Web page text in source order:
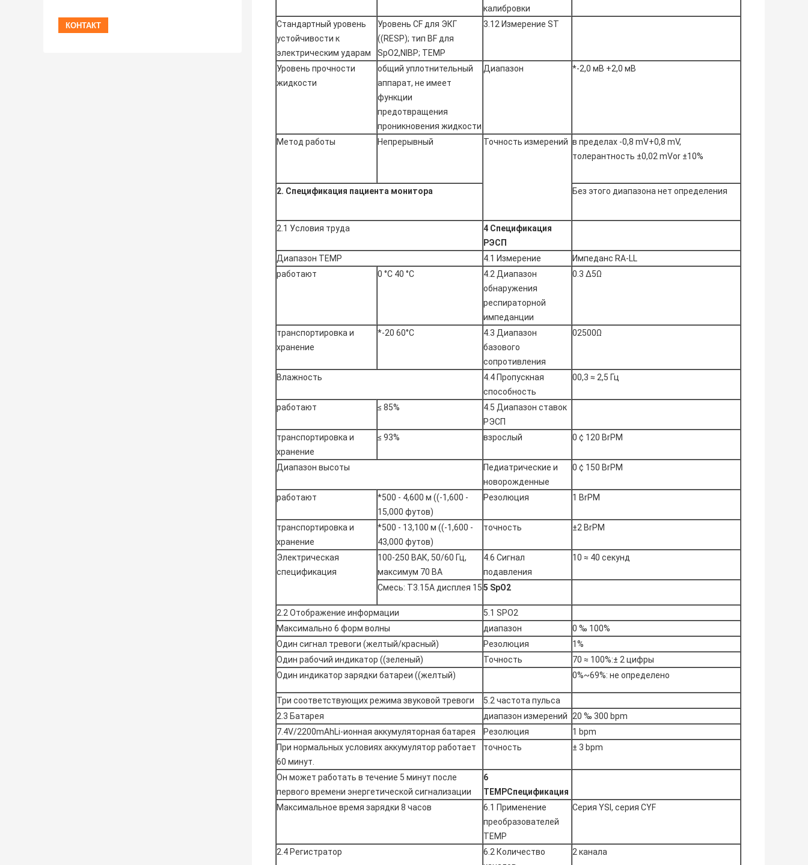
калибровки
Стандартный уровень
устойчивости к
электрическим ударам
Уровень CF для ЭКГ
((RESP); тип BF для
SpO2,NIBP; TEMP
3.12 Измерение ST
Уровень прочности
жидкости
общий уплотнительный
аппарат, не имеет
функции
предотвращения
проникновения жидкости
Диапазон *-2,0 мВ +2,0 мВ
Метод работы Непрерывный Точность измерений в пределах -0,8 mV+0,8 mV,
толерантность ±0,02 mVor ±10%
2. Спецификация пациента монитора Без этого диапазона нет определения
2.1 Условия труда
4 Спецификация
РЭСП
Диапазон TEMP
4.1 Измерение
Импеданс RA-LL
работают
0 °C 40 °C
4.2 Диапазон
обнаружения
респираторной
импеданции
0.3 ∆5Ω
транспортировка и
хранение
*-20 60°C
4.3 Диапазон
базового
сопротивления
02500Ω
Влажность
4.4 Пропускная
способность
00,3 ≈ 2,5 Гц
работают ≤ 85%
4.5 Диапазон ставок
РЭСП
транспортировка и
хранение
≤ 93% взрослый 0 ¢ 120 BrPM
Диапазон высоты
Педиатрические и
новорожденные
0 ¢ 150 BrPM
работают
*500 - 4,600 м ((-1,600 -
15,000 футов)
Резолюция 1 BrPM
транспортировка и
хранение
*500 - 13,100 м ((-1,600 -
43,000 футов)
точность ±2 BrPM
Электрическая
спецификация
100-250 ВАК, 50/60 Гц,
максимум 70 ВА
4.6 Сигнал
подавления
10 ≈ 40 секунд
Смесь: T3.15A дисплея 155 SpO2
2.2 Отображение информации
5.1 SPO2
Максимально 6 форм волны
диапазон
0 ‰ 100%
Один сигнал тревоги (желтый/красный)
Резолюция
1%
Один рабочий индикатор ((зеленый)
Точность
70 ≈ 100%:± 2 цифры
Один индикатор зарядки батареи ((желтый)
0%~69%: не определено
Три соответствующих режима звуковой тревоги
5.2 частота пульса
2.3 Батарея
диапазон измерений 20 ‰ 300 bpm
7.4V/2200mAhLi-ионная аккумуляторная батарея
Резолюция
1 bpm
При нормальных условиях аккумулятор работает
60 минут.
точность ± 3 bpm
Он может работать в течение 5 минут после
первого времени энергетической сигнализации
6
TEMPСпецификация
Максимальное время зарядки 8 часов
6.1 Применение
преобразователей
TEMP
Серия YSI, серия CYF
2.4 Регистратор
6.2 Количество
2 канала